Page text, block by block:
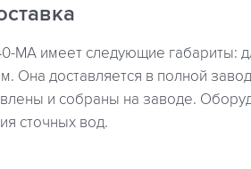
МА имеет следующие габариты:
Она доставляется в полной
и собраны на заводе.
сточных вод.